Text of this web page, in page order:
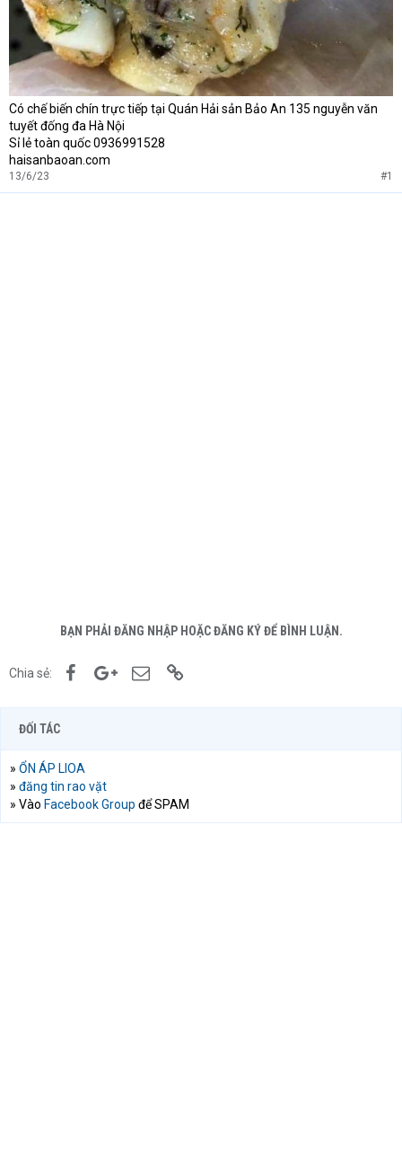
Có chế biến chín trực tiếp tại Quán Hải sản Bảo An 135 nguyễn văn
tuyết đống đa Hà Nội
Sỉ lẻ toàn quốc 0936991528
haisanbaoan.com
13/6/23 #1
BẠN PHẢI ĐĂNG NHẬP HOẶC ĐĂNG KÝ ĐỂ BÌNH LUẬN.
Chia sẻ: FacebookGoogle+Email
ĐỐI TÁC
» ỔN ÁP LIOA
» đăng tin rao vặt
» Vào Facebook Group để SPAM